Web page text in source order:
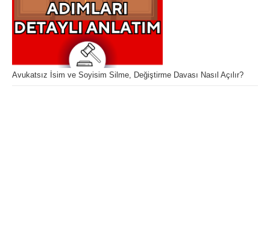
Avukatsız İsim ve Soyisim Silme, Değiştirme Davası Nasıl Açılır?